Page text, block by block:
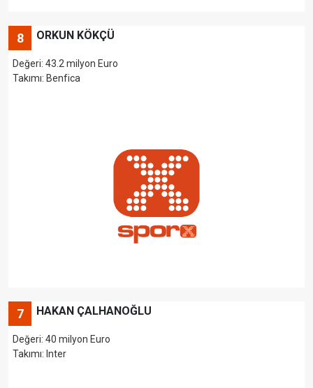
8 ORKUN KÖKÇÜ
Değeri: 43.2 milyon Euro
Takımı: Benfica
7 HAKAN ÇALHANOĞLU
Değeri: 40 milyon Euro
Takımı: Inter